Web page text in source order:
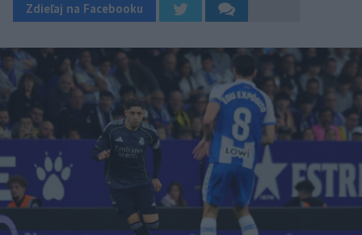
Zdieľaj na Facebooku